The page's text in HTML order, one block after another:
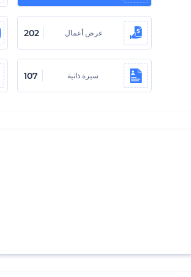
عرض أعمال 202
سيرة ذاتية 107